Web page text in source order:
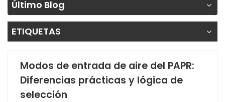
Último Blog
ETIQUETAS
Modos de entrada de aire del PAPR:
Diferencias prácticas y lógica de
selección